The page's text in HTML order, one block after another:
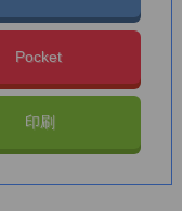
Pocket
印刷